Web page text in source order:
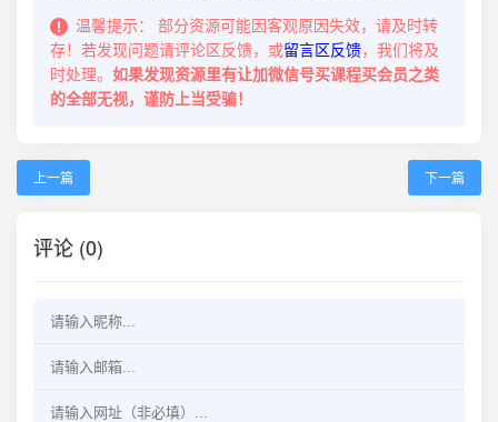
温馨提示：
部分资源可能因客观原因失效，请及时转
存！若发现问题请评论区反馈，或留言区反馈，我们将及
时处理。 如果发现资源里有让加微信号买课程买会员之类
的全部无视，谨防上当受骗！
上一篇 下一篇
评论 (0)